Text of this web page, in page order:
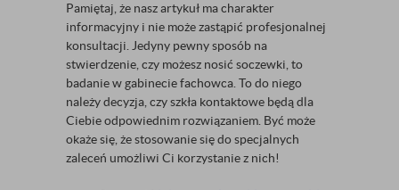
Pamiętaj, że nasz artykuł ma charakter
informacyjny i nie może zastąpić profesjonalnej
konsultacji. Jedyny pewny sposób na
stwierdzenie, czy możesz nosić soczewki, to
badanie w gabinecie fachowca. To do niego
należy decyzja, czy szkła kontaktowe będą dla
Ciebie odpowiednim rozwiązaniem. Być może
okaże się, że stosowanie się do specjalnych
zaleceń umożliwi Ci korzystanie z nich!